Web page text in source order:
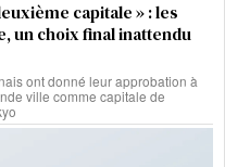
capitale » : les
un choix final inattendu
ont donné leur approbation à
ville comme capitale de